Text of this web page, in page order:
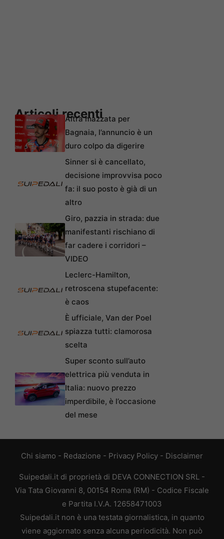
Articoli recenti
Altra mazzata per
Bagnaia, l’annuncio è un
duro colpo da digerire
Sinner si è cancellato,
decisione improvvisa poco
fa: il suo posto è già di un
altro
Giro, pazzia in strada: due
manifestanti rischiano di
far cadere i corridori –
VIDEO
Leclerc-Hamilton,
retroscena stupefacente:
è caos
È ufficiale, Van der Poel
spiazza tutti: clamorosa
scelta
Super sconto sull’auto
elettrica più venduta in
Italia: nuovo prezzo
imperdibile, è l’occasione
del mese
Chi siamo - Redazione - Privacy Policy - Disclaimer
Suipedali.it di proprietà di DEVA CONNECTION SRL -
Via Tata Giovanni 8, 00154 Roma (RM) - Codice Fiscale
e Partita I.V.A. 12658471003
Suipedali.it non è una testata giornalistica, in quanto
viene aggiornato senza alcuna periodicità. Non può